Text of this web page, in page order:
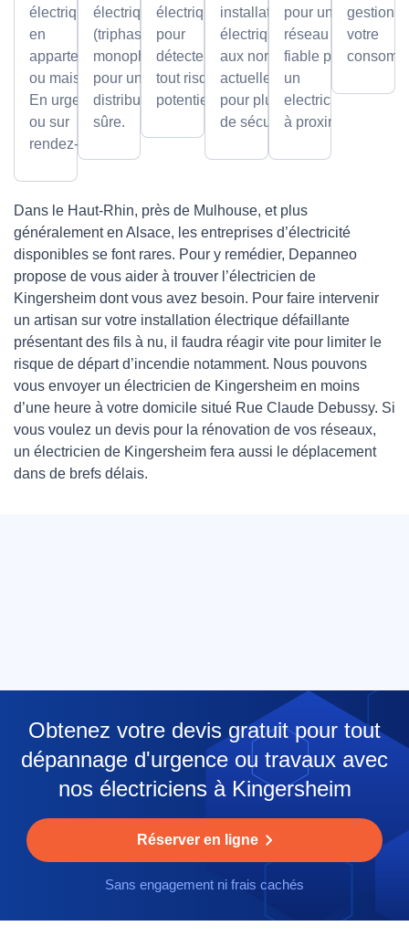
électriques
en
appartement
ou maison.
En urgence
ou sur
rendez-vous
électriques
(triphasé ou
monophasé)
pour une
distribution
sûre.
électrique
pour
détecter
tout risque
potentiel.
installations
électriques
aux normes
actuelles
pour plus
de sécurité.
pour un
réseau
fiable par
un
electricien
à proximité
gestion
votre
Dans le Haut-Rhin, près de Mulhouse, et plus
généralement en Alsace, les entreprises d’électricité
disponibles se font rares. Pour y remédier, Depanneo
propose de vous aider à trouver l’électricien de
Kingersheim dont vous avez besoin. Pour faire intervenir
un artisan sur votre installation électrique défaillante
présentant des fils à nu, il faudra réagir vite pour limiter le
risque de départ d’incendie notamment. Nous pouvons
vous envoyer un électricien de Kingersheim en moins
d’une heure à votre domicile situé Rue Claude Debussy. Si
vous voulez un devis pour la rénovation de vos réseaux,
un électricien de Kingersheim fera aussi le déplacement
dans de brefs délais.
Obtenez votre devis gratuit pour tout
dépannage d'urgence ou travaux avec
nos électriciens à Kingersheim
Réserver en ligne
Sans engagement ni frais cachés